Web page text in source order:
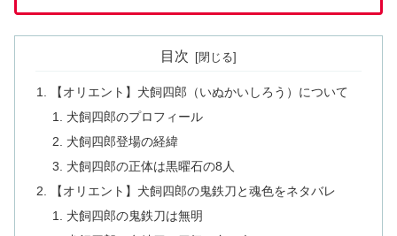
目次
【オリエント】犬飼四郎（いぬかいしろう）について
犬飼四郎のプロフィール
犬飼四郎登場の経緯
犬飼四郎の正体は黒曜石の8人
【オリエント】犬飼四郎の鬼鉄刀と魂色をネタバレ
犬飼四郎の鬼鉄刀は無明